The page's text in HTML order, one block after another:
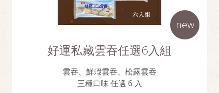
好運私藏雲吞任選6入組
雲吞、鮮蝦雲吞、松露雲吞
三種口味 任選 6 入
new